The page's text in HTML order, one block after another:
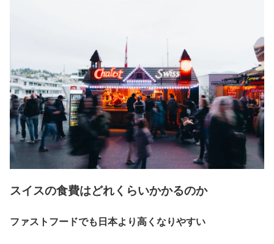
スイスの食費はどれくらいかかるのか
ファストフードでも日本より高くなりやすい